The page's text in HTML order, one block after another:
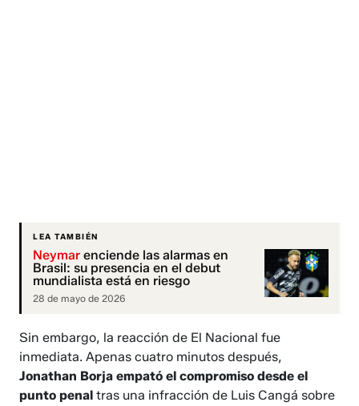
LEA TAMBIÉN
Neymar enciende las alarmas en
Brasil: su presencia en el debut
mundialista está en riesgo
28 de mayo de 2026
Sin embargo, la reacción de El Nacional fue
inmediata. Apenas cuatro minutos después,
Jonathan Borja empató el compromiso desde el
punto penal tras una infracción de Luis Cangá sobre